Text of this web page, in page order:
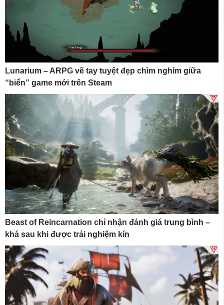
Lunarium – ARPG vẽ tay tuyệt đẹp chìm nghỉm giữa
“biển” game mới trên Steam
Beast of Reincarnation chỉ nhận đánh giá trung bình –
khá sau khi được trải nghiệm kín